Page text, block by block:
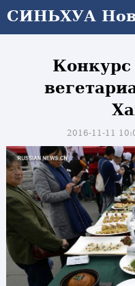
СИНЬХУА
Конкурс
2016-11-11